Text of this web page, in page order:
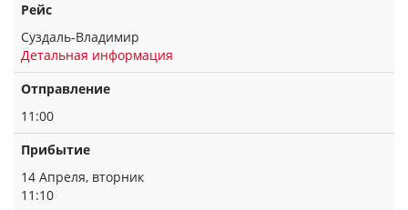
Рейс
Суздаль-Владимир
Детальная информация
Отправление
11:00
Прибытие
14 Апреля, вторник
11:10